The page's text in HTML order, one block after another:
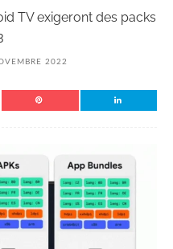
TV exigeront des packs
2022